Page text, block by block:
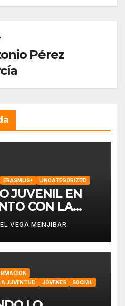
Pérez
ERASMUS+ UNCATEGORIZED
JUVENIL EN
CON LA
EUROPA
VEGA MENJIBAR
JUVENTUD
JÓVENES
SOCIAL